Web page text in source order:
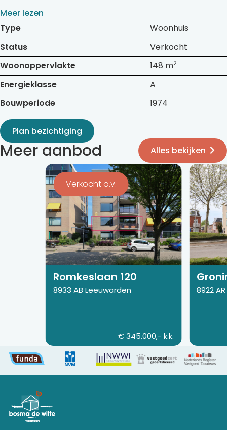
Meer lezen
Type
Woonhuis
Status
Verkocht
Woonoppervlakte
148 m2
Energieklasse
A
Bouwperiode
1974
Plan bezichtiging
Meer aanbod
Alles bekijken
Bekijk
de
detail
pagina
van
Romkeslaan
120
Verkocht o.v.
Romkeslaan 120
8933 AB Leeuwarden
€ 345.000,- k.k.
Bekijk
de
detail
pagina
van
43
8922